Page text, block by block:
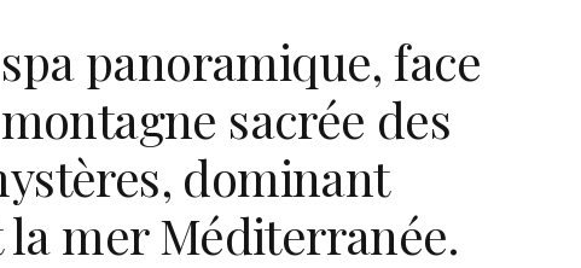
panoramique, face
sacrée des
dominant
mer Méditerranée.